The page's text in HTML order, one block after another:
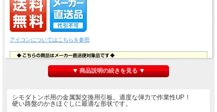
アイコンについてはこちらを参照
▼ 商品説明の続きを見る ▼
シモダトンボ用の金属製交換用引板。適度な弾力で作業性UP！
硬い路盤のかきほぐしに最適な形状です。